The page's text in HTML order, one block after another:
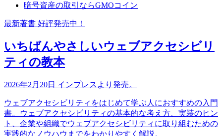
暗号資産の取引ならGMOコイン
最新著書 好評発売中！
いちばんやさしいウェブアクセシビリ
ティの教本
2026年2月20日 インプレスより発売。
ウェブアクセシビリティをはじめて学ぶ人におすすめの入門
書。ウェブアクセシビリティの基本的な考え方、実装のヒン
ト、企業や組織でウェブアクセシビリティに取り組むための
実践的なノウハウまでをわかりやすく解説。